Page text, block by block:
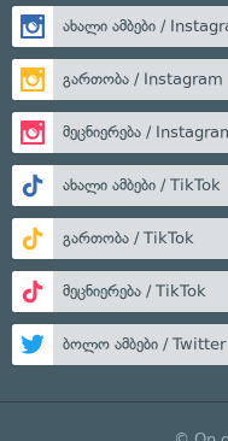
ახალი ამბები /
გართობა / Instagram
მეცნიერება /
ახალი ამბები / TikTok
გართობა / TikTok
მეცნიერება / TikTok
ბოლო ამბები / Twitter